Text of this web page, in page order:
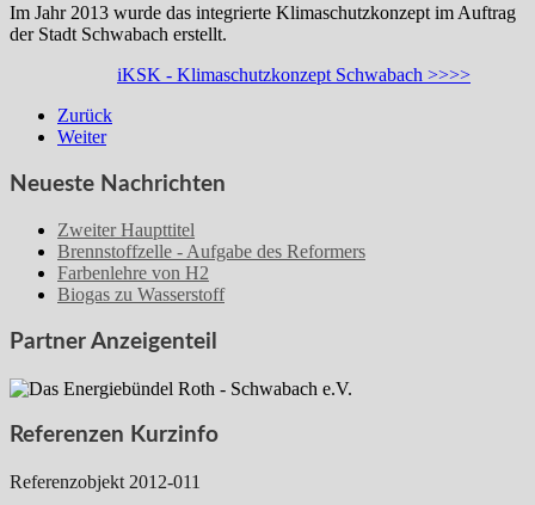
Im Jahr 2013 wurde das integrierte Klimaschutzkonzept im Auftrag
der Stadt Schwabach erstellt.
iKSK - Klimaschutzkonzept Schwabach >>>>
Zurück
Weiter
Neueste Nachrichten
Zweiter Haupttitel
Brennstoffzelle - Aufgabe des Reformers
Farbenlehre von H2
Biogas zu Wasserstoff
Partner Anzeigenteil
Referenzen Kurzinfo
Referenzobjekt 2012-011